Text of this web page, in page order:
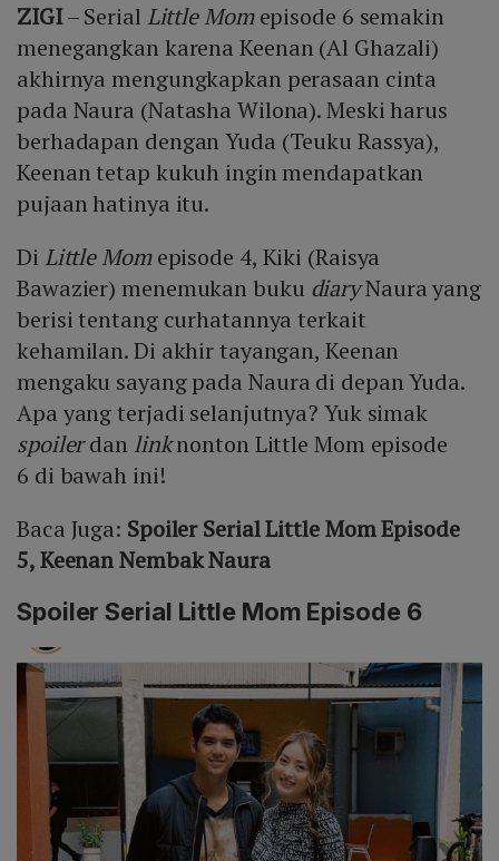
ZIGI– Serial Little Momepisode 6 semakin
menegangkan karena Keenan (Al Ghazali)
akhirnya mengungkapkan perasaan cinta
pada Naura (Natasha Wilona). Meski harus
berhadapan dengan Yuda (Teuku Rassya),
Keenan tetap kukuh ingin mendapatkan
pujaan hatinya itu.
Di Little Momepisode 4, Kiki (Raisya
Bawazier) menemukan buku diaryNaura yang
berisi tentang curhatannya terkait
kehamilan. Di akhir tayangan, Keenan
mengaku sayang pada Naura di depan Yuda.
Apa yang terjadi selanjutnya? Yuk simak
spoilerdan linknonton Little Mom episode
6 di bawah ini!
Baca Juga: Spoiler Serial Little Mom Episode
5, Keenan Nembak Naura
Spoiler Serial Little Mom Episode 6